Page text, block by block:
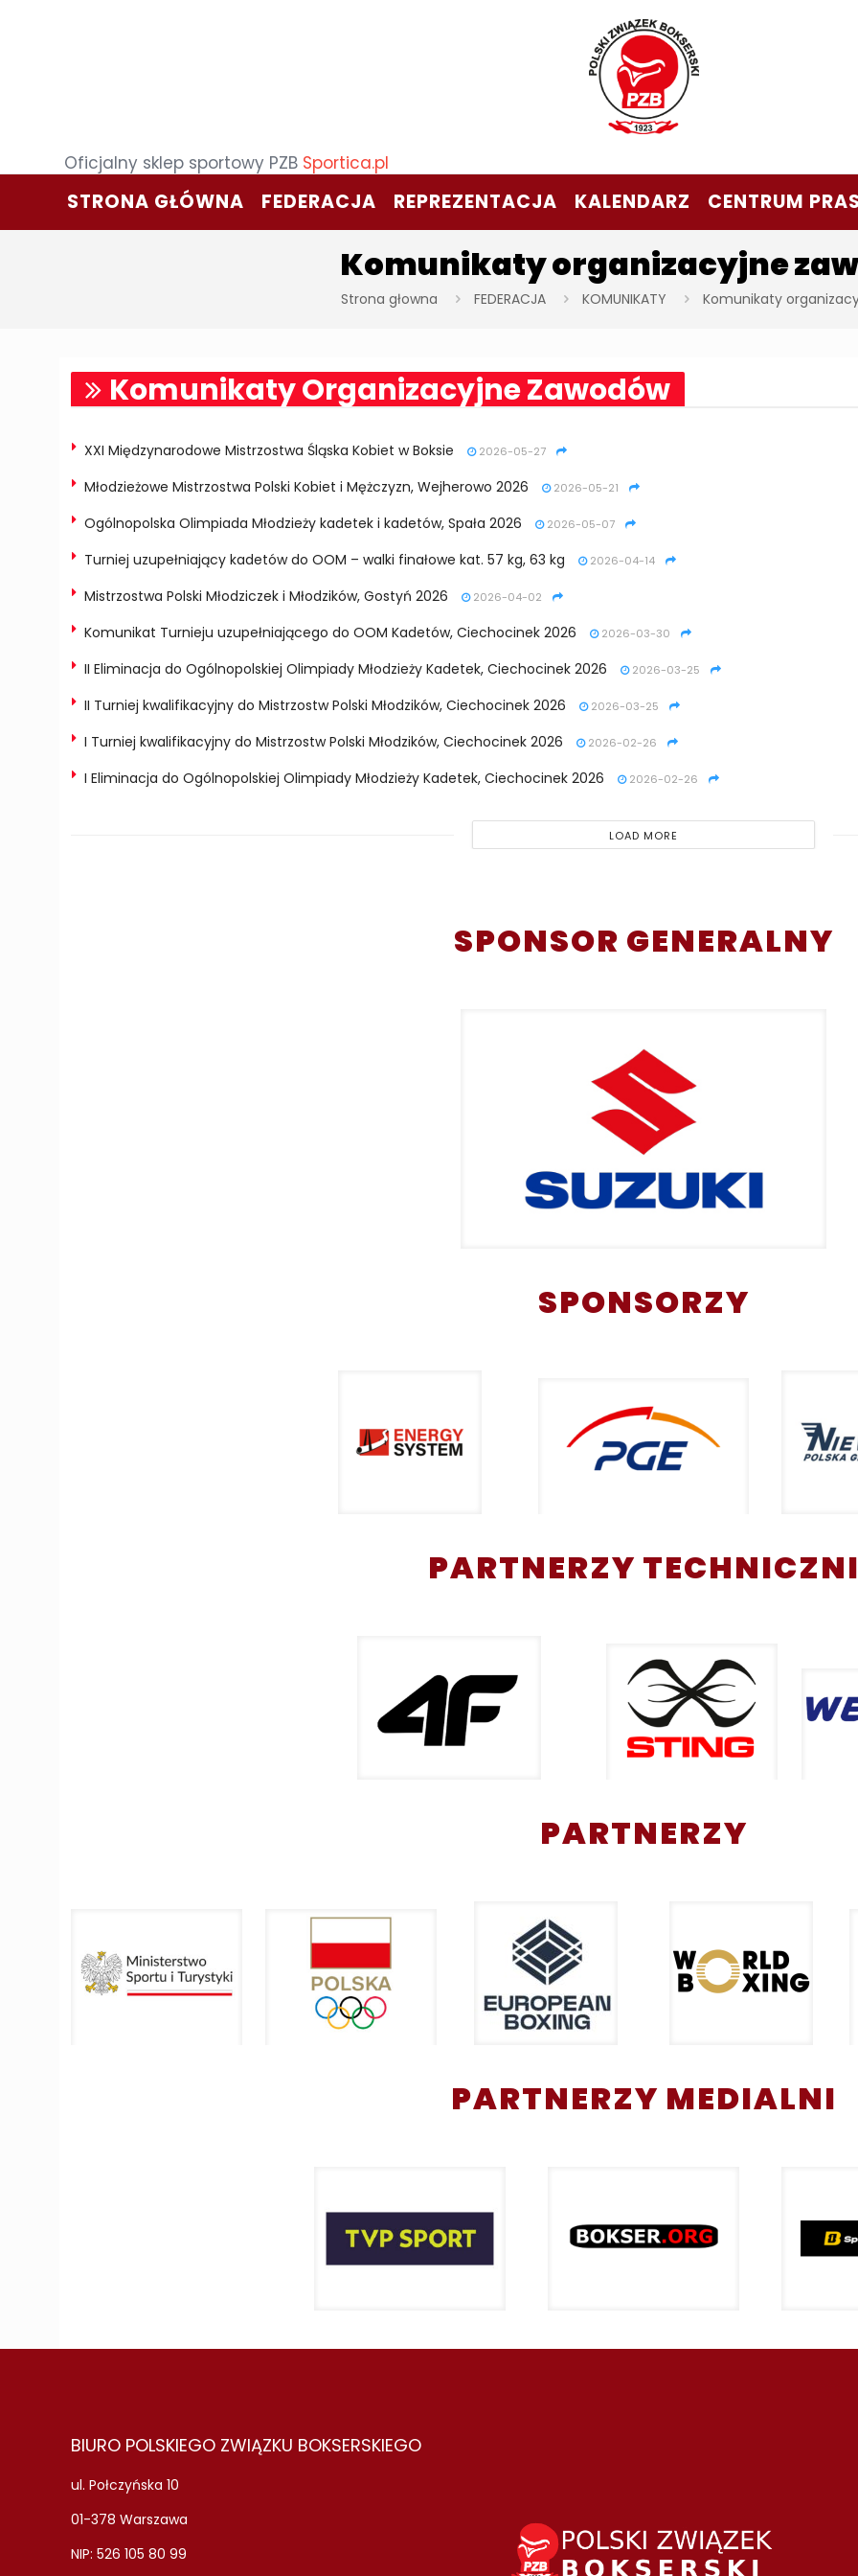
Oficjalny sklep sportowy PZB Sportica.pl
STRONA GŁÓWNA FEDERACJA REPREZENTACJA KALENDARZ CENTRUM
Komunikaty organizacyjne
Strona głowna FEDERACJA KOMUNIKATY Komunikaty
Komunikaty Organizacyjne Zawodów
XXI Międzynarodowe Mistrzostwa Śląska Kobiet w Boksie 2026-05-27
Młodzieżowe Mistrzostwa Polski Kobiet i Mężczyzn, Wejherowo 2026 2026-05-21
Ogólnopolska Olimpiada Młodzieży kadetek i kadetów, Spała 2026 2026-05-07
Turniej uzupełniający kadetów do OOM – walki finałowe kat. 57 kg, 63 kg 2026-04-14
Mistrzostwa Polski Młodziczek i Młodzików, Gostyń 2026 2026-04-02
Komunikat Turnieju uzupełniającego do OOM Kadetów, Ciechocinek 2026 2026-03-30
II Eliminacja do Ogólnopolskiej Olimpiady Młodzieży Kadetek, Ciechocinek 2026 2026-03-25
II Turniej kwalifikacyjny do Mistrzostw Polski Młodzików, Ciechocinek 2026 2026-03-25
I Turniej kwalifikacyjny do Mistrzostw Polski Młodzików, Ciechocinek 2026 2026-02-26
I Eliminacja do Ogólnopolskiej Olimpiady Młodzieży Kadetek, Ciechocinek 2026 2026-02-26
LOAD MORE
SPONSOR GENERALNY
SPONSORZY
PARTNERZY
PARTNERZY
PARTNERZY MEDIALNI
BIURO POLSKIEGO ZWIĄZKU BOKSERSKIEGO
ul. Połczyńska 10
01-378 Warszawa
NIP: 526 105 80 99